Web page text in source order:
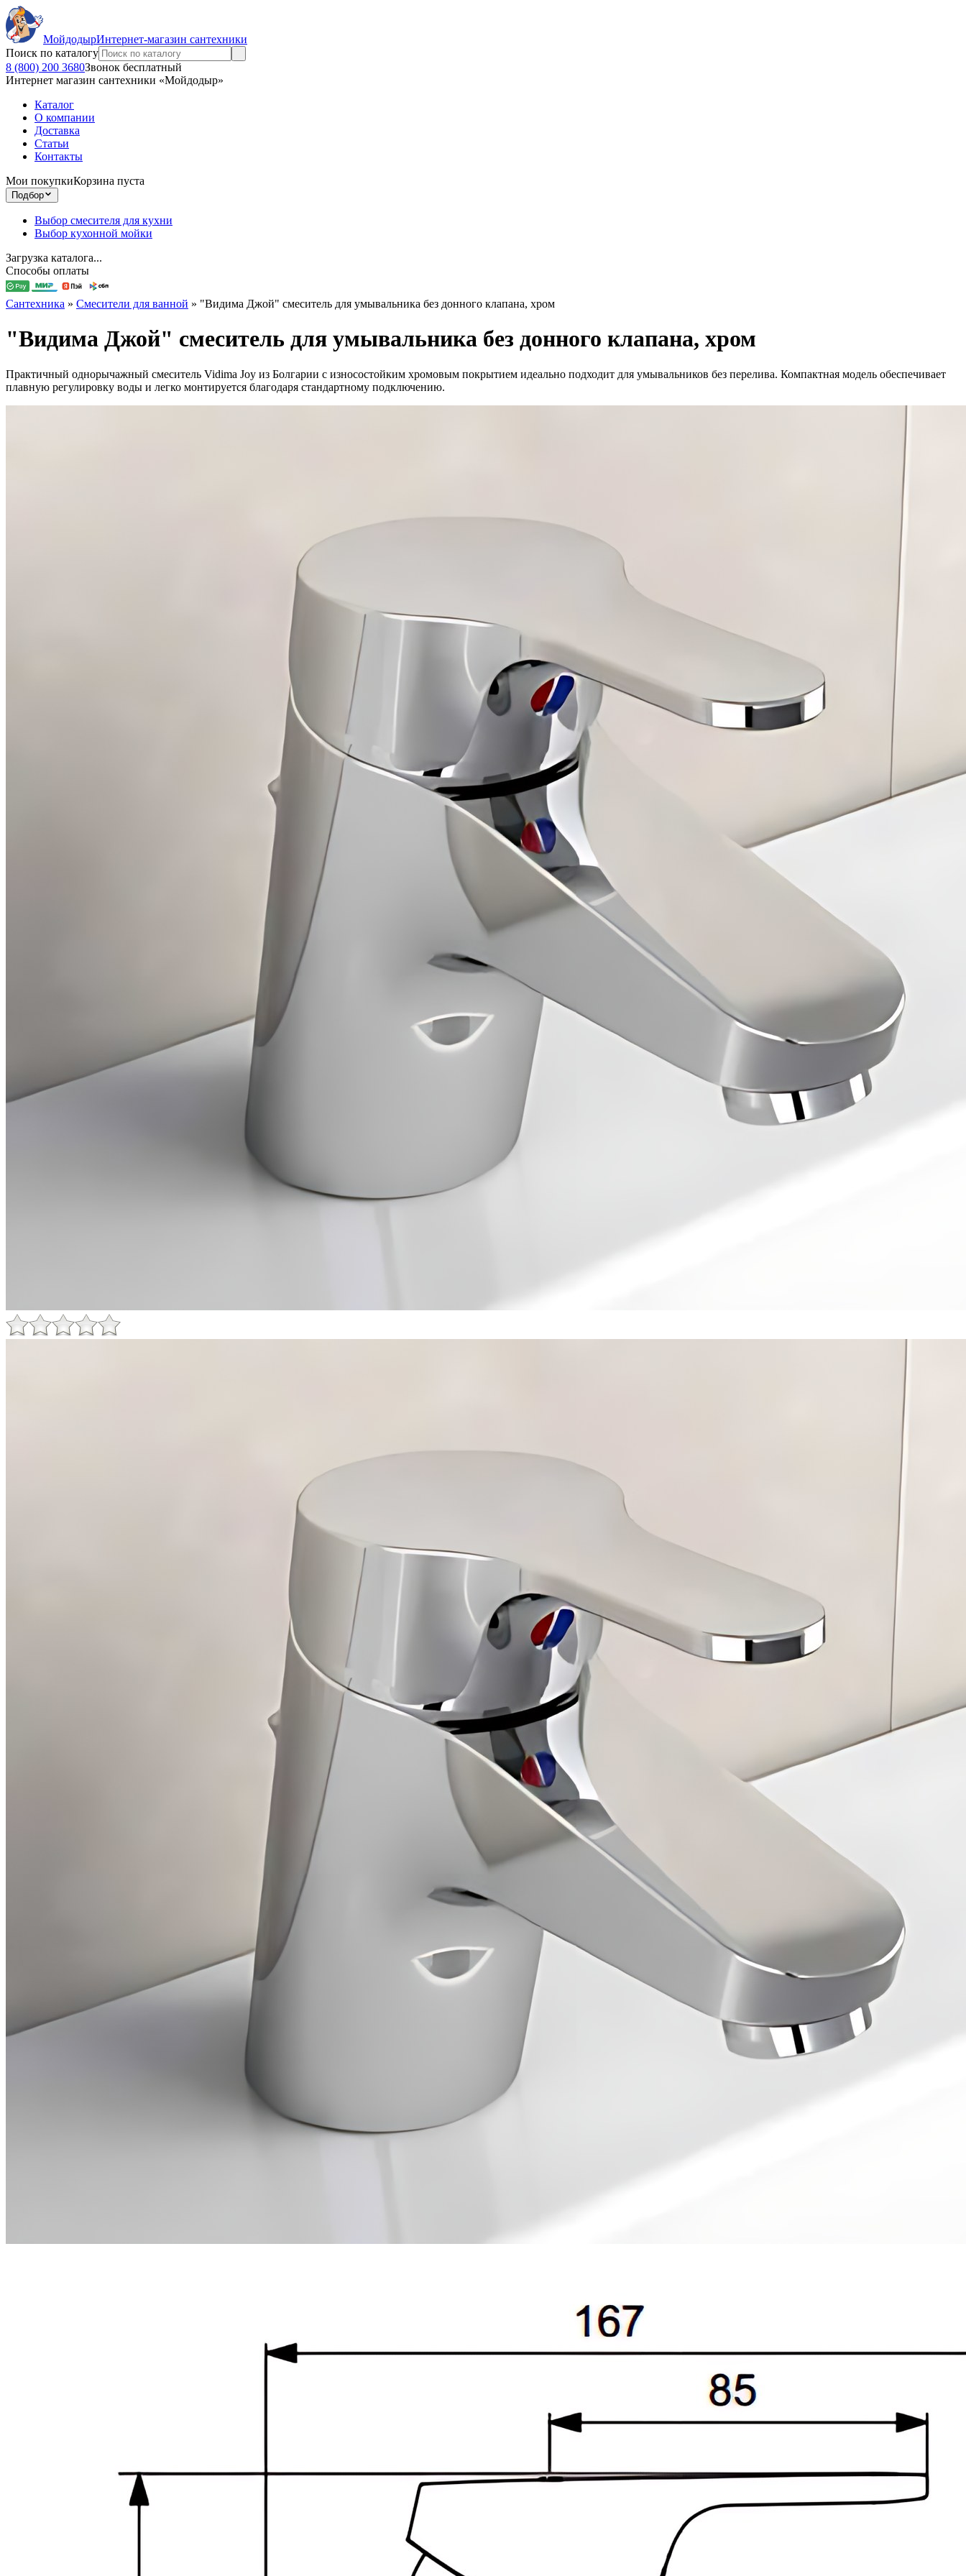
МойдодырИнтернет-магазин сантехники
Поиск по каталогу
8 (800) 200 3680Звонок бесплатный
Интернет магазин сантехники «Мойдодыр»
Каталог
О компании
Доставка
Статьи
Контакты
Мои покупкиКорзина пуста
Подбор
Выбор смесителя для кухни
Выбор кухонной мойки
Загрузка каталога...
Способы оплаты
Сантехника » Смесители для ванной » "Видима Джой" смеситель для умывальника без донного клапана, хром
"Видима Джой" смеситель для умывальника без донного клапана, хром
Практичный однорычажный смеситель Vidima Joy из Болгарии с износостойким хромовым покрытием идеально подходит для умывальников без перелива. Компактная модель обеспечивает
плавную регулировку воды и легко монтируется благодаря стандартному подключению.